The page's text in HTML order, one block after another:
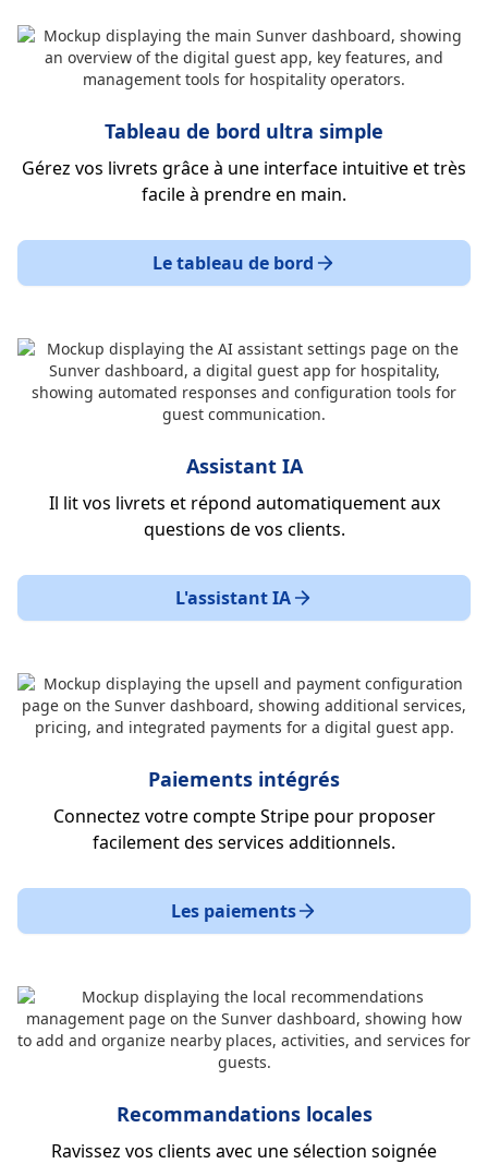
Tableau de bord ultra simple
Gérez vos livrets grâce à une interface intuitive et très
facile à prendre en main.
Le tableau de bord
Assistant IA
Il lit vos livrets et répond automatiquement aux
questions de vos clients.
L'assistant IA
Paiements intégrés
Connectez votre compte Stripe pour proposer
facilement des services additionnels.
Les paiements
Recommandations locales
Ravissez vos clients avec une sélection soignée